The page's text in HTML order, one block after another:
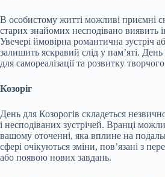
В особистому житті можливі приємні
старих знайомих несподівано виявить
Увечері ймовірна романтична зустріч
залишить яскравий слід у пам’яті.
для самореалізації та розвитку
Козоріг
День для Козорогів складеться
і несподіваних зустрічей. Вранці
вашому оточенні, яка вплине на
сфері очікуються зміни, пов’язані з
або появою нових завдань.